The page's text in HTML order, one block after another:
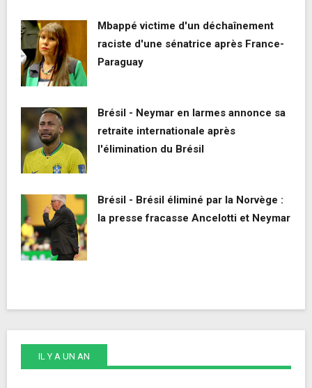
Mbappé victime d'un déchaînement
raciste d'une sénatrice après France-
Paraguay
Brésil - Neymar en larmes annonce sa
retraite internationale après
l'élimination du Brésil
Brésil - Brésil éliminé par la Norvège :
la presse fracasse Ancelotti et Neymar
IL Y A UN AN